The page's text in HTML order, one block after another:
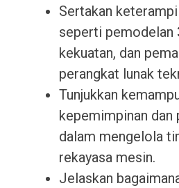
Sertakan
seperti pemodelan
kekuatan, dan
perangkat lunak
Tunjukkan
kepemimpinan dan
dalam mengelola
rekayasa mesin.
Jelaskan